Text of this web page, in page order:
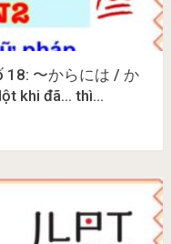
18: 〜からには / か
khi đã… thì…